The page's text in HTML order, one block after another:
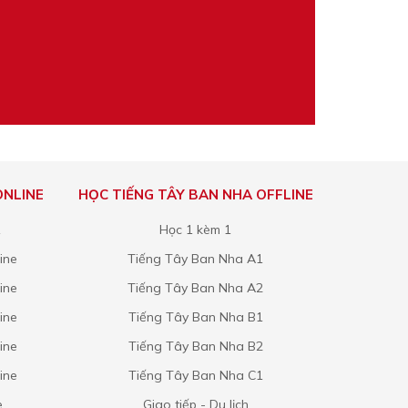
HỌC TIẾNG TÂY BAN NHA OFFLINE
Học 1 kèm 1
Tiếng Tây Ban Nha A1
Tiếng Tây Ban Nha A2
Tiếng Tây Ban Nha B1
Tiếng Tây Ban Nha B2
Tiếng Tây Ban Nha C1
Giao tiếp - Du lịch